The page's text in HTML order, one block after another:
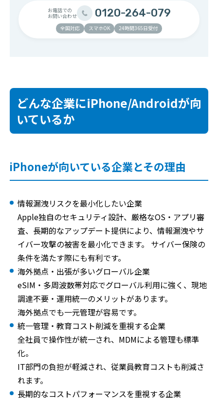
お電話での
お問い合わせ
0120-264-079
全国対応 スマホOK 24時間365日受付
どんな企業にiPhone/Androidが向
いているか
iPhoneが向いている企業とその理由
情報漏洩リスクを最小化したい企業
Apple独自のセキュリティ設計、厳格なOS・アプリ審
査、長期的なアップデート提供により、情報漏洩やサ
イバー攻撃の被害を最小化できます。 サイバー保険の
条件を満たす際にも有利です。
海外拠点・出張が多いグローバル企業
eSIM・多周波数帯対応でグローバル利用に強く、現地
調達不要・運用統一のメリットがあります。
海外拠点でも一元管理が容易です。
統一管理・教育コスト削減を重視する企業
全社員で操作性が統一され、MDMによる管理も標準
化。
IT部門の負担が軽減され、従業員教育コストも削減さ
れます。
長期的なコストパフォーマンスを重視する企業